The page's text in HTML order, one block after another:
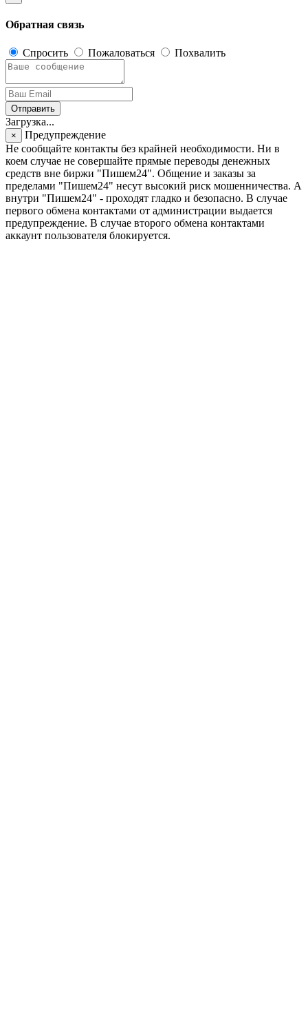
Обратная связь
Спросить Пожаловаться Похвалить
Отправить
Загрузка...
×
Предупреждение
Не сообщайте контакты без крайней необходимости. Ни в
коем случае не совершайте прямые переводы денежных
средств вне биржи "Пишем24". Общение и заказы за
пределами "Пишем24" несут высокий риск мошенничества. А
внутри "Пишем24" - проходят гладко и безопасно. В случае
первого обмена контактами от администрации выдается
предупреждение. В случае второго обмена контактами
аккаунт пользователя блокируется.